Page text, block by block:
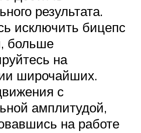
результата.
исключить бицепс
больше
на
широчайших.
с
амплитудой,
на работе